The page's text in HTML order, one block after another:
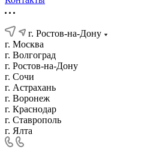
г. Ростов-на-Дону
г. Москва
г. Волгоград
г. Ростов-на-Дону
г. Сочи
г. Астрахань
г. Воронеж
г. Краснодар
г. Ставрополь
г. Ялта